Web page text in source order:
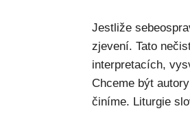
Jestliže
zjevení. Tato
interpretacích,
Chceme být
činíme. Liturgie